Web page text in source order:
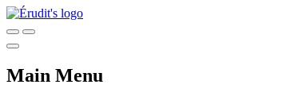
Main Menu